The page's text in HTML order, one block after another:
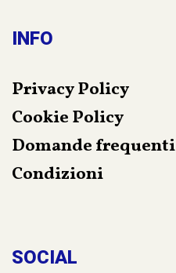
INFO
Privacy Policy
Cookie Policy
Domande frequenti
Condizioni
SOCIAL